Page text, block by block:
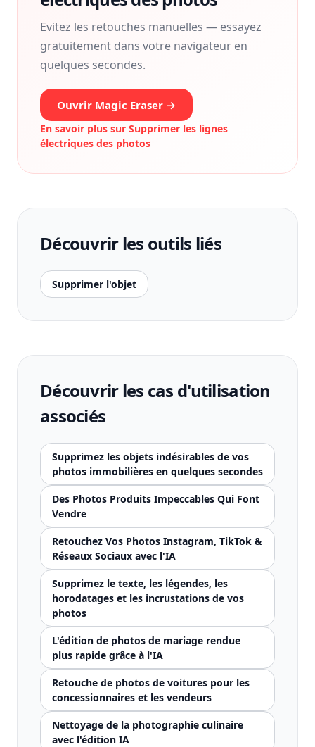
Evitez les retouches manuelles — essayez
gratuitement dans votre navigateur en
quelques secondes.
Ouvrir Magic Eraser →
En savoir plus sur Supprimer les lignes
électriques des photos
Découvrir les outils liés
Supprimer l'objet
Découvrir les cas d'utilisation
associés
Supprimez les objets indésirables de vos
photos immobilières en quelques secondes
Des Photos Produits Impeccables Qui Font
Vendre
Retouchez Vos Photos Instagram, TikTok &
Réseaux Sociaux avec l'IA
Supprimez le texte, les légendes, les
horodatages et les incrustations de vos
photos
L'édition de photos de mariage rendue
plus rapide grâce à l'IA
Retouche de photos de voitures pour les
concessionnaires et les vendeurs
Nettoyage de la photographie culinaire
avec l'édition IA